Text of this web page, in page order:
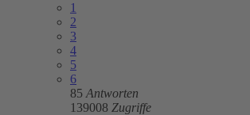
1
2
3
4
5
6
85 Antworten
139008 Zugriffe